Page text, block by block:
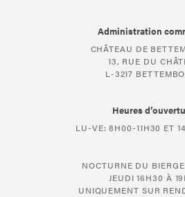
Administration
CHÂTEAU DE
13, RUE DU
L-3217
Heures
LU-VE: 8H00-11H30 ET
NOCTURNE DU
JEUDI 16H30 À
UNIQUEMENT SUR